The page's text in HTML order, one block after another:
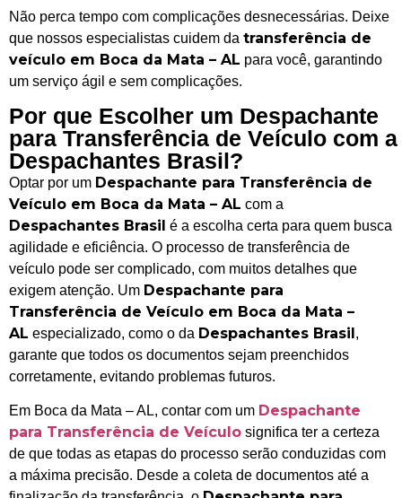
Não perca tempo com complicações desnecessárias. Deixe
que nossos especialistas cuidem da transferência de
veículo em Boca da Mata – AL para você, garantindo
um serviço ágil e sem complicações.
Por que Escolher um Despachante
para Transferência de Veículo com a
Despachantes Brasil?
Optar por um Despachante para Transferência de
Veículo em Boca da Mata – AL com a
Despachantes Brasil é a escolha certa para quem busca
agilidade e eficiência. O processo de transferência de
veículo pode ser complicado, com muitos detalhes que
exigem atenção. Um Despachante para
Transferência de Veículo em Boca da Mata –
AL especializado, como o da Despachantes Brasil,
garante que todos os documentos sejam preenchidos
corretamente, evitando problemas futuros.
Em Boca da Mata – AL, contar com um Despachante
para Transferência de Veículo significa ter a certeza
de que todas as etapas do processo serão conduzidas com
a máxima precisão. Desde a coleta de documentos até a